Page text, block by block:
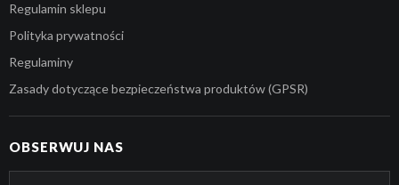
Regulamin sklepu
Polityka prywatności
Regulaminy
Zasady dotyczące bezpieczeństwa produktów (GPSR)
OBSERWUJ NAS